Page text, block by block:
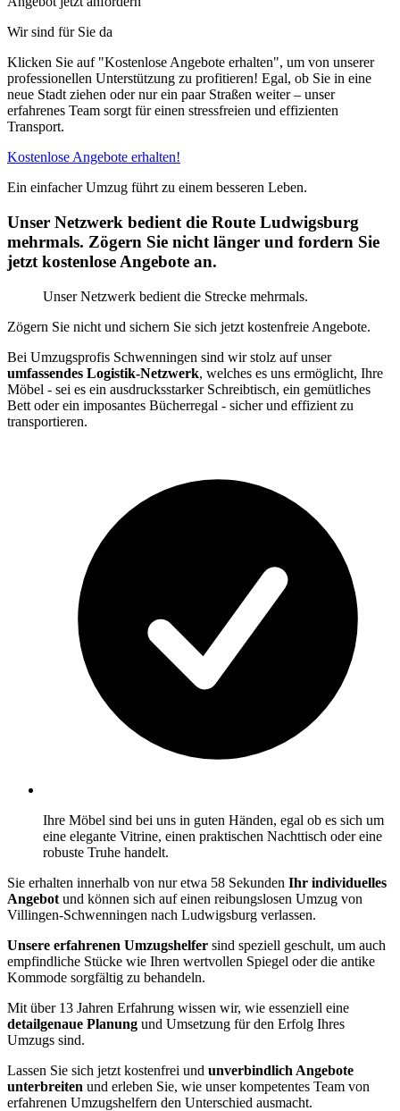
Wir sind für Sie da
Klicken Sie auf "Kostenlose Angebote erhalten", um von unserer
professionellen Unterstützung zu profitieren! Egal, ob Sie in eine
neue Stadt ziehen oder nur ein paar Straßen weiter – unser
erfahrenes Team sorgt für einen stressfreien und effizienten
Transport.
Kostenlose Angebote erhalten!
Ein einfacher Umzug führt zu einem besseren Leben.
Unser Netzwerk bedient die Route Ludwigsburg
mehrmals. Zögern Sie nicht länger und fordern Sie
jetzt kostenlose Angebote an.
Unser Netzwerk bedient die Strecke mehrmals.
Zögern Sie nicht und sichern Sie sich jetzt kostenfreie Angebote.
Bei Umzugsprofis Schwenningen sind wir stolz auf unser
umfassendes Logistik-Netzwerk, welches es uns ermöglicht, Ihre
Möbel - sei es ein ausdrucksstarker Schreibtisch, ein gemütliches
Bett oder ein imposantes Bücherregal - sicher und effizient zu
transportieren.
Ihre Möbel sind bei uns in guten Händen, egal ob es sich um
eine elegante Vitrine, einen praktischen Nachttisch oder eine
robuste Truhe handelt.
Sie erhalten innerhalb von nur etwa 58 Sekunden Ihr individuelles
Angebot und können sich auf einen reibungslosen Umzug von
Villingen-Schwenningen nach Ludwigsburg verlassen.
Unsere erfahrenen Umzugshelfer sind speziell geschult, um auch
empfindliche Stücke wie Ihren wertvollen Spiegel oder die antike
Kommode sorgfältig zu behandeln.
Mit über 13 Jahren Erfahrung wissen wir, wie essenziell eine
detailgenaue Planung und Umsetzung für den Erfolg Ihres
Umzugs sind.
Lassen Sie sich jetzt kostenfrei und unverbindlich Angebote
unterbreiten und erleben Sie, wie unser kompetentes Team von
erfahrenen Umzugshelfern den Unterschied ausmacht.